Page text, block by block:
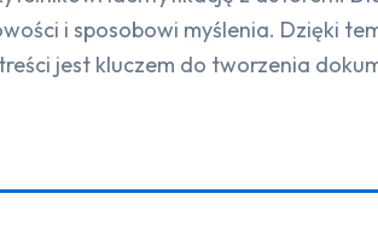
i sposobowi myślenia. Dzięki
jest kluczem do tworzenia